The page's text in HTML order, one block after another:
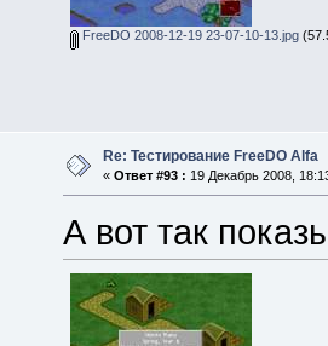
FreeDO 2008-12-19 23-07-10-13.jpg
Re: Тестирование FreeDO Alfa
« Ответ #93 : 19 Декабрь 2008,
А вот так